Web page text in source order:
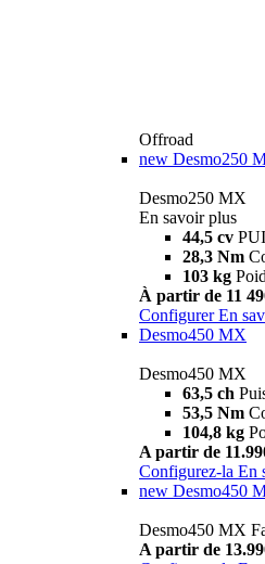
Offroad
new Desmo250
Desmo250 MX
En savoir plus
44,5 cv
28,3 Nm
103 kg
À partir de 11
Configurer En
Desmo450 MX
Desmo450 MX
63,5 ch
53,5 Nm
104,8 kg
A partir de
Configurez-la En
new Desmo450
Desmo450 MX
A partir de